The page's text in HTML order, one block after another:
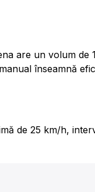
are un volum de
înseamnă
de 25 km/h,